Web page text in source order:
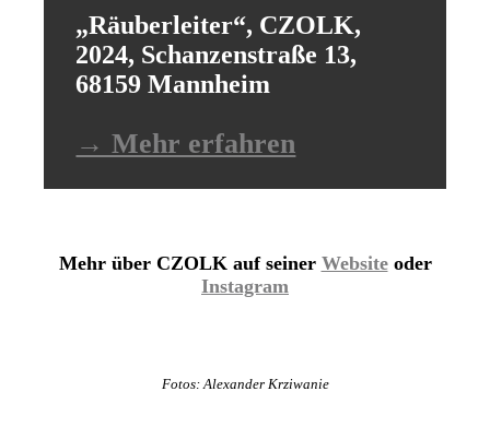
„Räuberleiter“, CZOLK,
2024, Schanzenstraße 13,
68159 Mannheim
→ Mehr erfahren
Mehr über CZOLK auf seiner Websiteoder
Instagram
Fotos: Alexander Krziwanie